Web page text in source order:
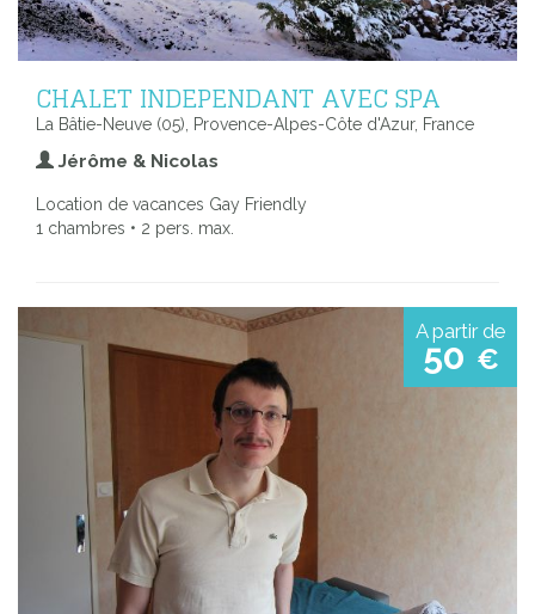
CHALET INDEPENDANT AVEC SPA
La Bâtie-Neuve (05), Provence-Alpes-Côte d'Azur, France
Jérôme & Nicolas
Location de vacances Gay Friendly
1 chambres • 2 pers. max.
A partir de
50 €